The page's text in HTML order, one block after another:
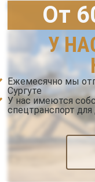
От
У
Ежемесячно мы
Сургуте
У нас имеются
спецтранспорт